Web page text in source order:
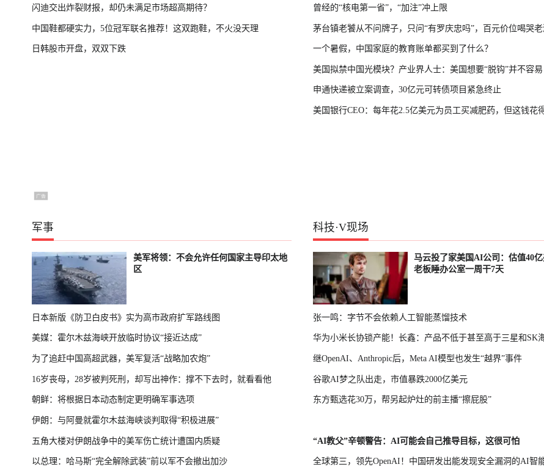
闪迪交出炸裂财报，却仍未满足市场超高期待？
中国鞋都硬实力，5位冠军联名推荐！这双跑鞋，不火没天理
日韩股市开盘，双双下跌
曾经的“核电第一省”，“加注”冲上限
茅台镇老饕从不问牌子，只问“有罗庆忠吗”，百元价位喝哭
一个暑假，中国家庭的教育账单都买到了什么？
美国拟禁中国光模块？产业界人士：美国想要“脱钩”并不容易
申通快递被立案调查，30亿元可转债项目紧急终止
美国银行CEO：每年花2.5亿美元为员工买减肥药，但这钱花
军事
美军将领：不会允许任何国家主导印太地
区
日本新版《防卫白皮书》实为高市政府扩军路线图
美媒：霍尔木兹海峡开放临时协议“接近达成”
为了追赶中国高超武器，美军复活“战略加农炮”
16岁丧母，28岁被判死刑，却写出神作：撑不下去时，就看看他
朝鲜：将根据日本动态制定更明确军事选项
伊朗：与阿曼就霍尔木兹海峡谈判取得“积极进展”
五角大楼对伊朗战争中的美军伤亡统计遭国内质疑
以总理：哈马斯“完全解除武装”前以军不会撤出加沙
科技·V现场
马云投了家美国AI公司：估值40亿
老板睡办公室一周干7天
张一鸣：字节不会依赖人工智能蒸馏技术
华为小米长协锁产能！长鑫：产品不低于甚至高于三星和SK
继OpenAI、Anthropic后，Meta AI模型也发生“越界”事件
谷歌AI梦之队出走，市值暴跌2000亿美元
东方甄选花30万，帮另起炉灶的前主播“擦屁股”
“AI教父”辛顿警告：AI可能会自己推导目标，这很可怕
全球第三，领先OpenAI！中国研发出能发现安全漏洞的AI智